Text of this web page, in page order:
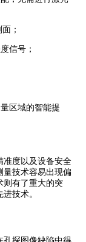
；
信号；
区域的智能提
准度以及设备安全
量技术容易出现偏
则有了重大的突
技术。